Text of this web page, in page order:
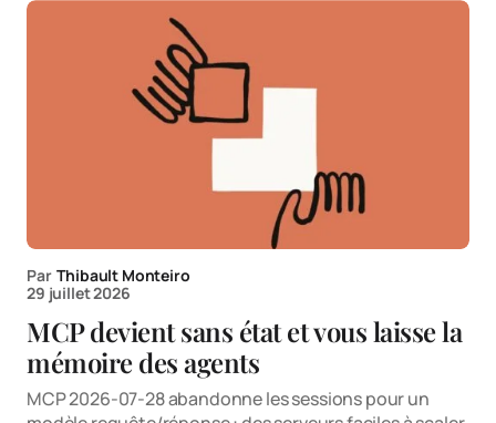
Par Thibault Monteiro
29 juillet 2026
MCP devient sans état et vous laisse la
mémoire des agents
MCP 2026-07-28 abandonne les sessions pour un